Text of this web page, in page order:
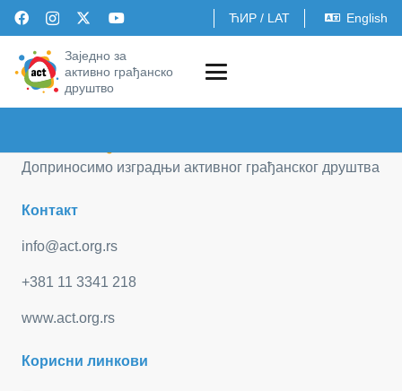
ЋИР / LAT English
Заједно за
активно грађанско
друштво
Доприносимо изградњи активног грађанског друштва
Контакт
info@act.org.rs
+381 11 3341 218
www.act.org.rs
Корисни линкови